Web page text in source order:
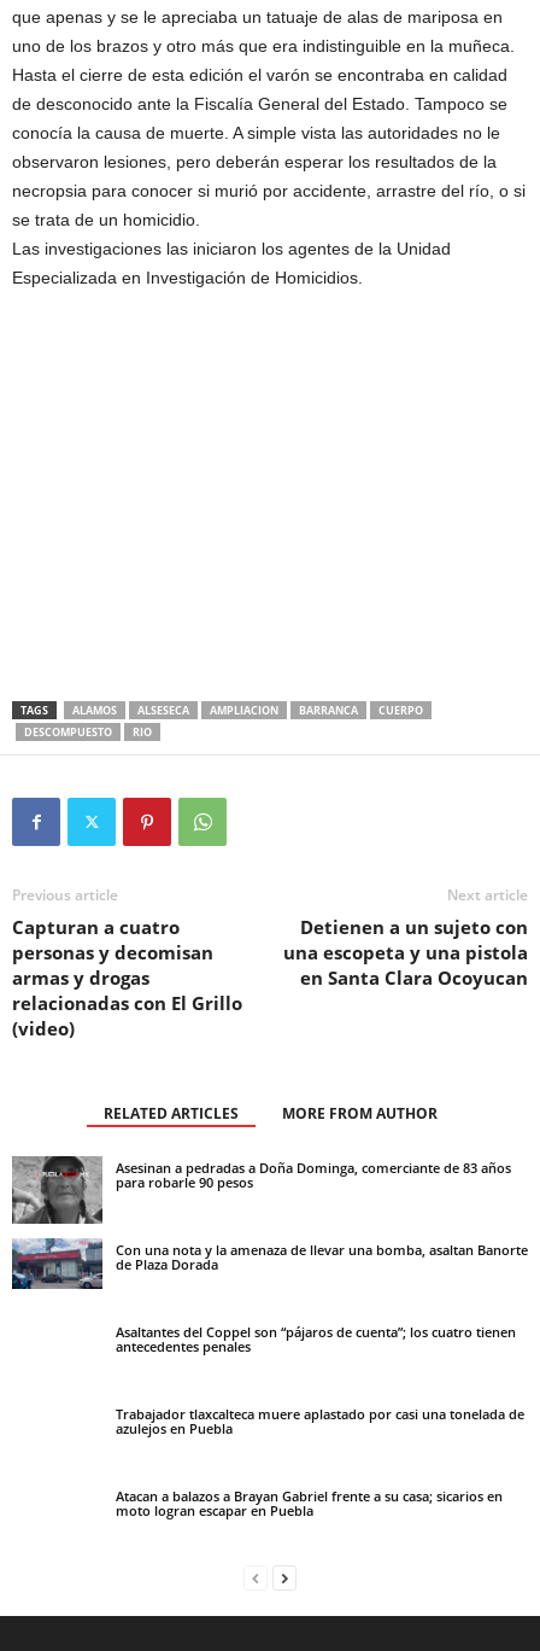
que apenas y se le apreciaba un tatuaje de alas de mariposa en
uno de los brazos y otro más que era indistinguible en la muñeca.
Hasta el cierre de esta edición el varón se encontraba en calidad
de desconocido ante la Fiscalía General del Estado. Tampoco se
conocía la causa de muerte. A simple vista las autoridades no le
observaron lesiones, pero deberán esperar los resultados de la
necropsia para conocer si murió por accidente, arrastre del río, o si
se trata de un homicidio.
Las investigaciones las iniciaron los agentes de la Unidad
Especializada en Investigación de Homicidios.
TAGS ALAMOS ALSESECA AMPLIACION BARRANCA
CUERPO
DESCOMPUESTO
RIO
Previous article
Capturan a cuatro
personas y decomisan
armas y drogas
relacionadas con El Grillo
(video)
Next article
Detienen a un sujeto con
una escopeta y una pistola
en Santa Clara Ocoyucan
RELATED ARTICLES MORE FROM AUTHOR
Asesinan a pedradas a Doña Dominga, comerciante de 83 años
para robarle 90 pesos
Con una nota y la amenaza de llevar una bomba, asaltan Banorte
de Plaza Dorada
Asaltantes del Coppel son “pájaros de cuenta”; los cuatro tienen
antecedentes penales
Trabajador tlaxcalteca muere aplastado por casi una tonelada de
azulejos en Puebla
Atacan a balazos a Brayan Gabriel frente a su casa; sicarios en
moto logran escapar en Puebla